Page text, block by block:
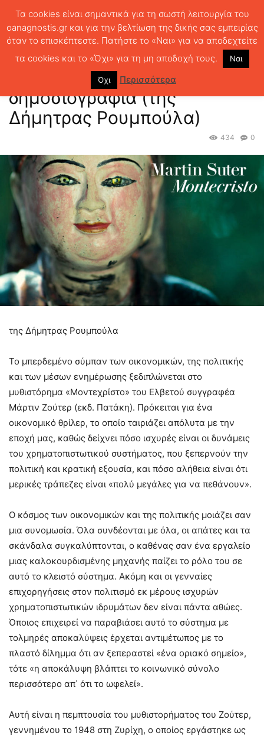
ΚΡΙΤΙΚΕΣ
Life style και αποκαλυπτική
δημοσιογραφία (της Δήμητρας Ρουμπούλα)
Life style και αποκαλυπτική
δημοσιογραφία (της
Δήμητρας Ρουμπούλα)
0
434
της Δήμητρας Ρουμπούλα
Το μπερδεμένο σύμπαν των οικονομικών, της πολιτικής
και των μέσων ενημέρωσης ξεδιπλώνεται στο
μυθιστόρημα «Μοντεχρίστο» του Ελβετού συγγραφέα
Μάρτιν Ζούτερ (εκδ. Πατάκη). Πρόκειται για ένα
οικονομικό θρίλερ, το οποίο ταιριάζει απόλυτα με την
εποχή μας, καθώς δείχνει πόσο ισχυρές είναι οι δυνάμεις
του χρηματοπιστωτικού συστήματος, που ξεπερνούν την
πολιτική και κρατική εξουσία, και πόσο αλήθεια είναι ότι
μερικές τράπεζες είναι «πολύ μεγάλες για να πεθάνουν».
Ο κόσμος των οικονομικών και της πολιτικής μοιάζει σαν
μια συνομωσία. Όλα συνδέονται με όλα, οι απάτες και τα
σκάνδαλα συγκαλύπτονται, ο καθένας σαν ένα εργαλείο
μιας καλοκουρδισμένης μηχανής παίζει το ρόλο του σε
αυτό το κλειστό σύστημα. Ακόμη και οι γενναίες
επιχορηγήσεις στον πολιτισμό εκ μέρους ισχυρών
χρηματοπιστωτικών ιδρυμάτων δεν είναι πάντα αθώες.
Όποιος επιχειρεί να παραβιάσει αυτό το σύστημα με
τολμηρές αποκαλύψεις έρχεται αντιμέτωπος με το
πλαστό δίλημμα ότι αν ξεπεραστεί «ένα οριακό σημείο»,
τότε «η αποκάλυψη βλάπτει το κοινωνικό σύνολο
περισσότερο απ΄ ότι το ωφελεί».
Αυτή είναι η πεμπτουσία του μυθιστορήματος του Ζούτερ,
γεννημένου το 1948 στη Ζυρίχη, ο οποίος εργάστηκε ως
Τα cookies είναι σημαντικά για τη σωστή λειτουργία του
oanagnostis.gr και για την βελτίωση της δικής σας εμπειρίας
όταν το επισκέπτεστε. Πατήστε το «Ναι» για να αποδεχτείτε
τα cookies και το «Όχι» για τη μη αποδοχή τους.
Ναι
Όχι Περισσότερα